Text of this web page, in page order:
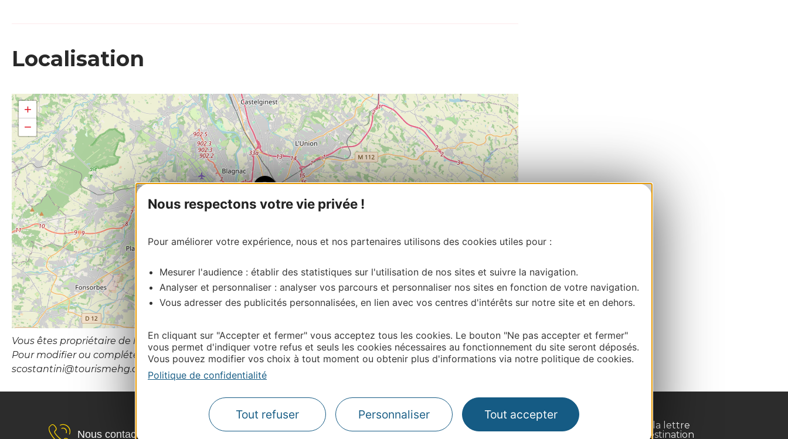
Nous respectons votre vie privée !
Pour améliorer votre expérience, nous et nos partenaires utilisons des cookies utiles pour :
Mesurer l'audience : établir des statistiques sur l'utilisation de nos sites et suivre la navigation.
Analyser et personnaliser : analyser vos parcours et personnaliser nos sites en fonction de votre navigation.
Vous adresser des publicités personnalisées, en lien avec vos centres d'intérêts sur notre site et en dehors.
En cliquant sur "Accepter et fermer" vous acceptez tous les cookies. Le bouton "Ne pas accepter et fermer"
vous permet d'indiquer votre refus et seuls les cookies nécessaires au fonctionnement du site seront déposés.
Vous pouvez modifier vos choix à tout moment ou obtenir plus d'informations via notre politique de cookies.
Politique de confidentialité
Tout refuser Personnaliser Tout accepter
Localisation
+
−
Vous êtes propriétaire de l’établissement ou le gestionnaire de cette activité?
Pour modifier ou compléter cette fiche, merci de contacter Haute – Garonne Tourisme: :
scostantini@tourismehg.com
Nous contacter
Thermalisme
Inscrivez-vous à la lettre
d'information Destination